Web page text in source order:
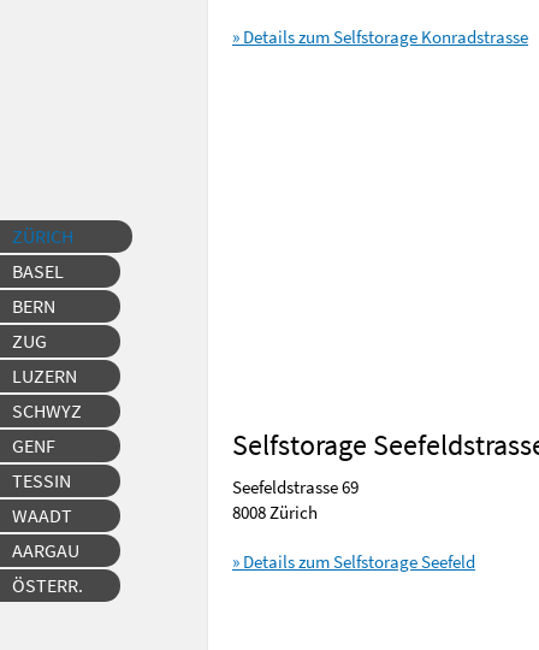
ZÜRICH
BASEL
BERN
ZUG
LUZERN
SCHWYZ
GENF
TESSIN
WAADT
AARGAU
ÖSTERR.
» Details zum Selfstorage Konradstrasse
Selfstorage
Seefeldstrasse 69
8008 Zürich
» Details zum Selfstorage Seefeld